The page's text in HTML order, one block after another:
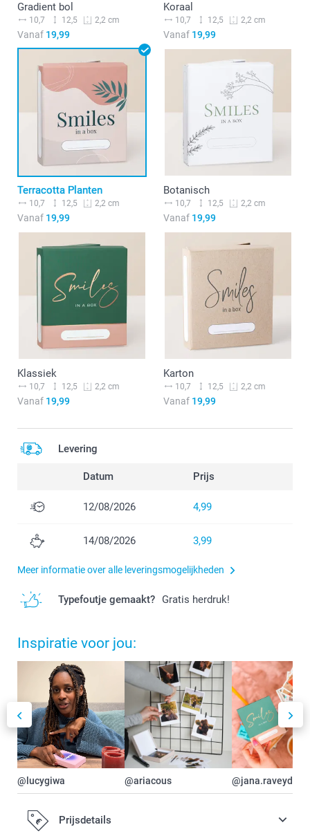
Gradient bol
10,7 12,5 2,2 cm
Vanaf 19,99
Koraal
10,7 12,5 2,2 cm
Vanaf19,99
Terracotta Planten
10,7 12,5 2,2 cm
Vanaf 19,99
Botanisch
10,7 12,5 2,2 cm
Vanaf19,99
Klassiek
10,7 12,5 2,2 cm
Vanaf 19,99
Karton
10,7 12,5 2,2 cm
Vanaf19,99
Levering
Datum Prijs
12/08/2026 4,99
14/08/2026 3,99
Meer informatie over alle leveringsmogelijkheden
Typefoutje gemaakt? Gratis herdruk!
Inspiratie voor jou:
@lucygiwa @ariacous @jana.raveydts
Prijsdetails